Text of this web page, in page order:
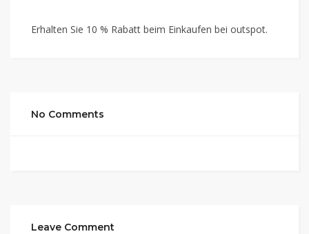
Erhalten Sie 10 % Rabatt beim Einkaufen bei outspot.
No Comments
Leave Comment